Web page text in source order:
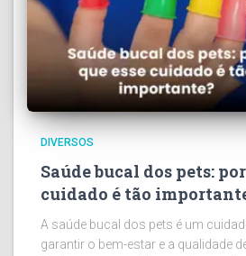
DIVERSOS
Saúde bucal dos pets:
cuidado é tão
A saúde bucal dos pets é um
garantir o bem-estar e a qualidade